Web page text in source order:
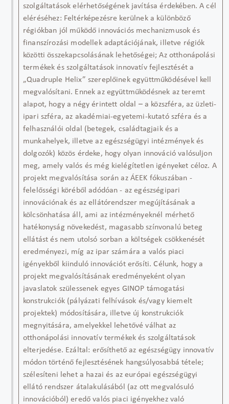
szolgáltatások elérhetőségének javítása érdekében. A cél
eléréséhez: Feltérképezésre kerülnek a különböző
régiókban jól működő innovációs mechanizmusok és
finanszírozási modellek adaptációjának, illetve régiók
közötti összekapcsolásának lehetőségei; Az otthonápolási
termékek és szolgáltatások innovatív fejlesztését a
„Quadruple Helix” szereplőinek együttműködésével kell
megvalósítani. Ennek az együttműködésnek az teremt
alapot, hogy a négy érintett oldal – a közszféra, az üzleti-
ipari szféra, az akadémiai-egyetemi-kutató szféra és a
felhasználói oldal (betegek, családtagjaik és a
munkahelyek, illetve az egészségügyi intézmények és
dolgozók) közös érdeke, hogy olyan innováció valósuljon
meg, amely valós és még kielégítetlen igényeket céloz. A
projekt megvalósítása során az ÁEEK fókuszában -
felelősségi köréből adódóan - az egészségipari
innovációnak és az ellátórendszer megújításának a
kölcsönhatása áll, ami az intézményeknél mérhető
hatékonyság növekedést, magasabb színvonalú beteg
ellátást és nem utolsó sorban a költségek csökkenését
eredményezi, míg az ipar számára a valós piaci
igényekből kiinduló innovációt erősíti. Célunk, hogy a
projekt megvalósításának eredményeként olyan
javaslatok szülessenek egyes GINOP támogatási
konstrukciók (pályázati felhívások és/vagy kiemelt
projektek) módosítására, illetve új konstrukciók
megnyitására, amelyekkel lehetővé válhat az
otthonápolási innovatív termékek és szolgáltatások
elterjedése. Ezáltal: erősíthető az egészségügy innovatív
módon történő fejlesztésének hangsúlyosabbá tétele;
szélesíteni lehet a hazai és az európai egészségügyi
ellátó rendszer átalakulásából (az ott megvalósuló
innovációból) eredő valós piaci igényekhez való